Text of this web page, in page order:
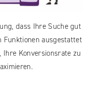
dass Ihre Suche gut
ausgestattet
Konversionsrate zu